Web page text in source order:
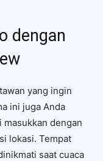
dengan
yang ingin
ini juga Anda
dengan
lokasi. Tempat
saat cuaca